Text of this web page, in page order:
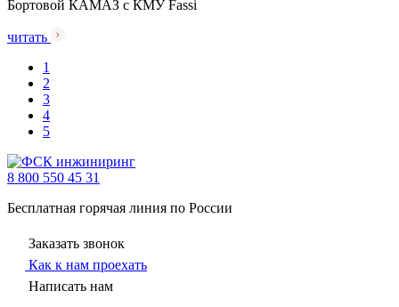
Бортовой КАМАЗ с КМУ Fassi
читать
1
2
3
4
5
8 800 550 45 31
Бесплатная горячая линия по России
Заказать звонок
Как к нам проехать
Написать нам